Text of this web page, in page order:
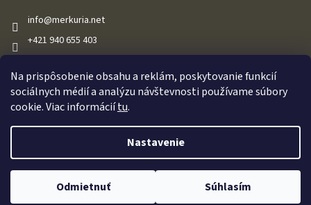
Na prispôsobenie obsahu a reklám, poskytovanie funkcií
sociálnych médií a analýzu návštevnosti používame súbory
cookie. Viac informáciítu.
Nastavenie
Odmietnuť Súhlasím
Oznamujeme našim zákazníkom že všetky naše vzduchové zbrane sú
predávané s výkonom do 17J v súlade so zákonom. Za akékoľvek
info@merkuria.net
+421 940 655 403
Merkuria.net
Copyright 2026Merkuria.net. Všetky práva vyhradené.Upraviť